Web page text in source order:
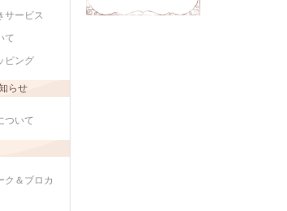
サービス
て
ピング
らせ
ついて
ク＆ブロカ